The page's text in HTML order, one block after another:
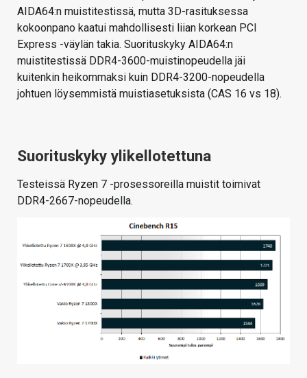
AIDA64:n muistitestissä, mutta 3D-rasituksessa
kokoonpano kaatui mahdollisesti liian korkean PCI
Express -väylän takia. Suorituskyky AIDA64:n
muistitestissä DDR4-3600-muistinopeudella jäi
kuitenkin heikommaksi kuin DDR4-3200-nopeudella
johtuen löysemmistä muistiasetuksista (CAS 16 vs 18).
Suorituskyky ylikellotettuna
Testeissä Ryzen 7 -prosessoreilla muistit toimivat
DDR4-2667-nopeudella.